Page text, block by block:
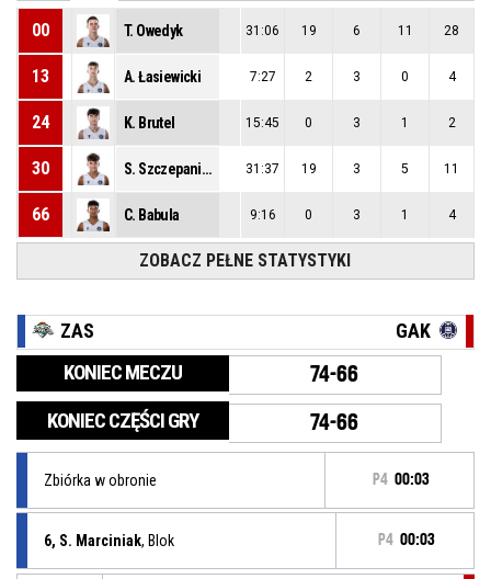
00 T. Owedyk 31:06 19 6 11 28
13 A. Łasiewicki 7:27 2 3 0 4
24 K. Brutel 15:45 0 3 1 2
30 S. Szczepaniak 31:37 19 3 5 11
66 C. Babula 9:16 0 3 1 4
ZOBACZ PEŁNE STATYSTYKI
ZAS GAK
KONIEC MECZU 74-66
KONIEC CZĘŚCI GRY 74-66
Zbiórka w obronie P4 00:03
6, S. Marciniak, Blok P4 00:03